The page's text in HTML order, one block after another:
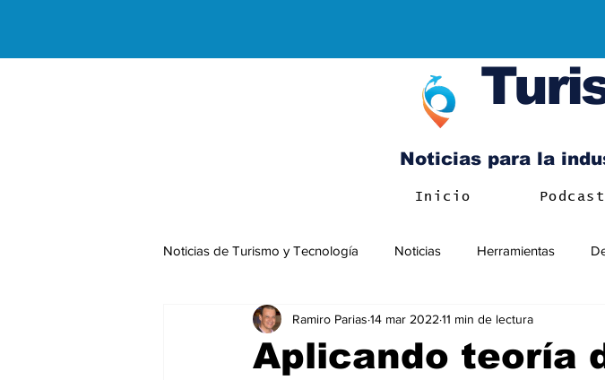
Noticias para la
Inicio Podcast
Noticias de Turismo y Tecnología Noticias Herramientas
Negocios Internacionales
Aplicando teoría
Ramiro Parias 14 mar 2022 11 min de lectura